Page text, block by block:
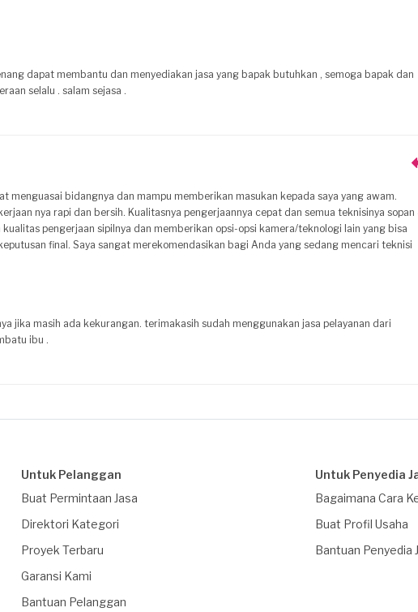
dapat membantu dan menyediakan jasa yang bapak butuhkan , semoga bapak dan
selalu . salam sejasa .
menguasai bidangnya dan mampu memberikan masukan kepada saya yang awam.
nya rapi dan bersih. Kualitasnya pengerjaannya cepat dan semua teknisinya sopan
pengerjaan sipilnya dan memberikan opsi-opsi kamera/teknologi lain yang bisa
final. Saya sangat merekomendasikan bagi Anda yang sedang mencari teknisi
jika masih ada kekurangan. terimakasih sudah menggunakan jasa pelayanan dari
ibu .
Untuk Pelanggan
Buat Permintaan Jasa
Direktori Kategori
Proyek Terbaru
Garansi Kami
Bantuan Pelanggan
Untuk Penyedia
Bagaimana Cara
Buat Profil Usaha
Bantuan Penyedia